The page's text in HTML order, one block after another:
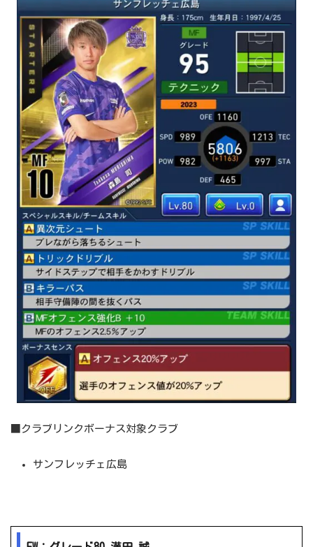
■クラブリンクボーナス対象クラブ
サンフレッチェ広島